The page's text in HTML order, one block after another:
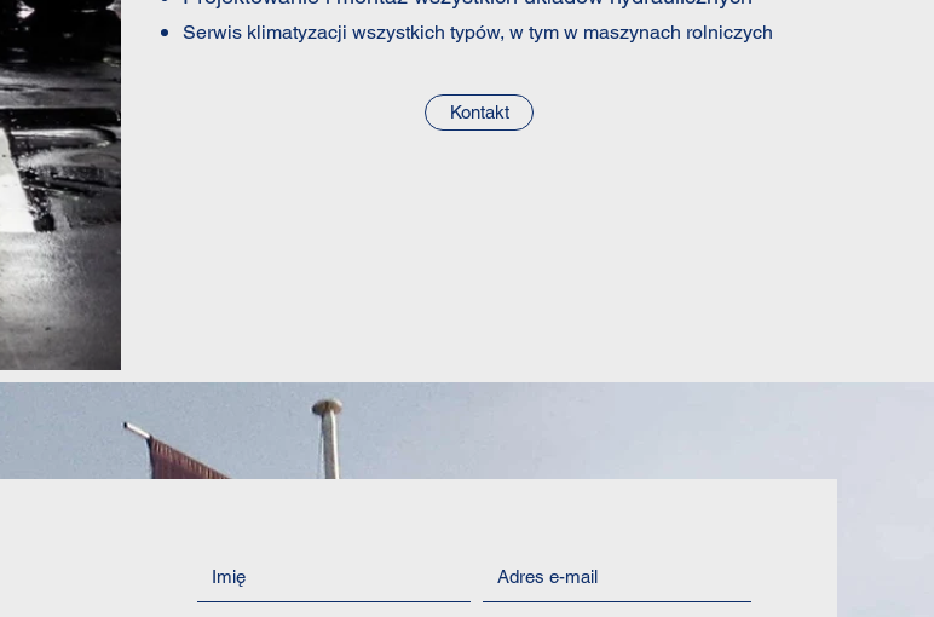
Serwis klimatyzacji wszystkich typów, w tym w maszynach rolniczych
Kontakt